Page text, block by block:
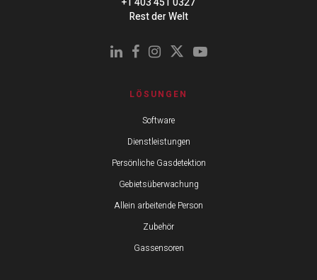
Rest der Welt
LÖSUNGEN
Software
Dienstleistungen
Persönliche Gasdetektion
Gebietsüberwachung
Allein arbeitende Person
Zubehör
Gassensoren